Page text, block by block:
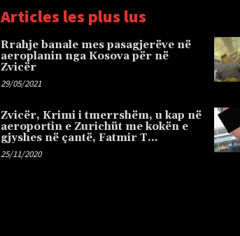
Articles les plus lus
Rrahje banale mes pasagjerëve në
aeroplanin nga Kosova për në
Zvicër
29/05/2021
Zvicër, Krimi i tmerrshëm, u kap në
aeroportin e Zurichüt me kokën e
gjyshes në çantë, Fatmir T…
25/11/2020